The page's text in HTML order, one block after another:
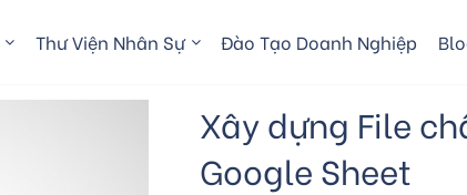
Thư Viện Nhân Sự Đào Tạo Doanh Nghiệp
Xây dựng File
Google Sheet